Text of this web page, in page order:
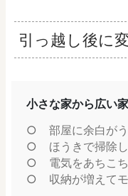
引っ越し後に
小さな家から広い
部屋に余白が
ほうきで掃除
電気をあちこ
収納が増えて